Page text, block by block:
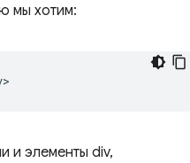
мы хотим:
и элементы div,